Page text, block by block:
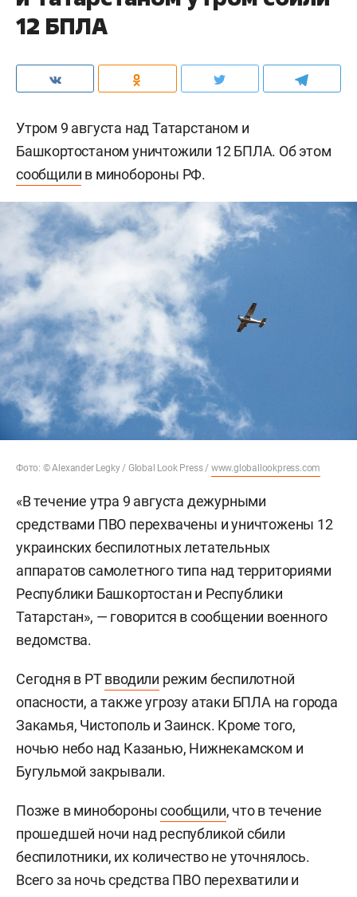
12 БПЛА
Утром 9 августа над Татарстаном и
Башкортостаном уничтожили 12 БПЛА. Об этом
сообщили в минобороны РФ.
Фото: © Alexander Legky / Global Look Press / www.globallookpress.com
«В течение утра 9 августа дежурными
средствами ПВО перехвачены и уничтожены 12
украинских беспилотных летательных
аппаратов самолетного типа над территориями
Республики Башкортостан и Республики
Татарстан», — говорится в сообщении военного
ведомства.
Сегодня в РТвводили режим беспилотной
опасности, а также угрозу атаки БПЛА на города
Закамья, Чистополь и Заинск. Кроме того,
ночью небо над Казанью, Нижнекамском и
Бугульмой закрывали.
Позже в миноборонысообщили, что в течение
прошедшей ночи над республикой сбили
беспилотники, их количество не уточнялось.
Всего за ночь средства ПВО перехватили и